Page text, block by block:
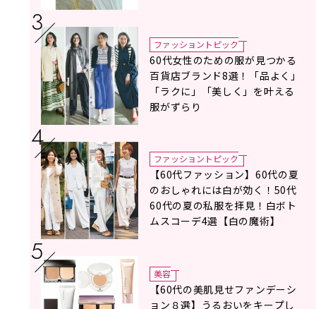
ファッショントピック
60代女性のための服が見つかる
百貨店ブランド8選！「品よく」
「ラクに」「美しく」を叶える
服がずらり
ファッショントピック
【60代ファッション】60代の夏
のおしゃれには白が効く！50代
60代の夏の私服を拝見！白ボト
ムスコーデ4選【白の魔術】
美容
【60代の美肌見せファンデーシ
ョン８選】うるおいをキープし